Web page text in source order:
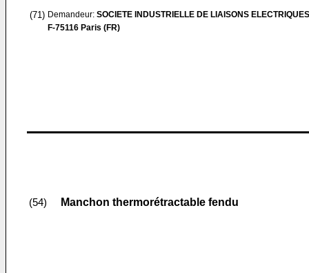
(71) Demandeur: SOCIETE INDUSTRIELLE DE LIAISONS ELECTRIQUES
F-75116 Paris (FR)
(54) Manchon thermorétractable fendu